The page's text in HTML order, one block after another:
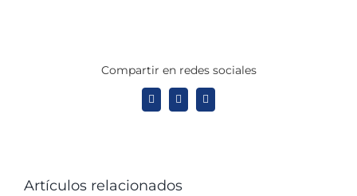
Compartir en redes sociales
X LinkedInWhatsApp
Artículos relacionados